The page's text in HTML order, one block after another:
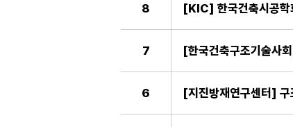
8 [KIC] 한국건축시공
7 [한국건축구조기술사
6 [지진방재연구센터] 구